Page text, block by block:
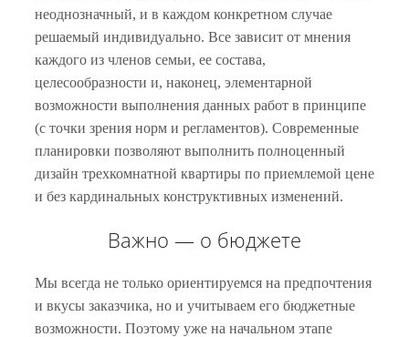
неоднозначный, и в каждом конкретном случае
решаемый индивидуально. Все зависит от мнения
каждого из членов семьи, ее состава,
целесообразности и, наконец, элементарной
возможности выполнения данных работ в принципе
(с точки зрения норм и регламентов). Современные
планировки позволяют выполнить полноценный
дизайн трехкомнатной квартиры по приемлемой цене
и без кардинальных конструктивных изменений.
Важно — о бюджете
Мы всегда не только ориентируемся на предпочтения
и вкусы заказчика, но и учитываем его бюджетные
возможности. Поэтому уже на начальном этапе